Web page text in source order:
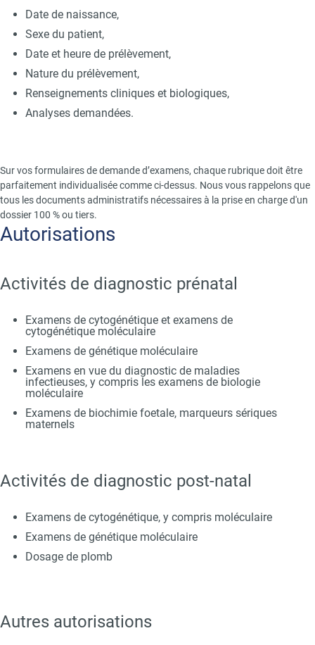
Date de naissance,
Sexe du patient,
Date et heure de prélèvement,
Nature du prélèvement,
Renseignements cliniques et biologiques,
Analyses demandées.
Sur vos formulaires de demande d’examens, chaque rubrique doit être
parfaitement individualisée comme ci-dessus. Nous vous rappelons que
tous les documents administratifs nécessaires à la prise en charge d'un
dossier 100 % ou tiers.
Title
Autorisations
Text
Activités de diagnostic prénatal
Examens de cytogénétique et examens de
cytogénétique moléculaire
Examens de génétique moléculaire
Examens en vue du diagnostic de maladies
infectieuses, y compris les examens de biologie
moléculaire
Examens de biochimie foetale, marqueurs sériques
maternels
Activités de diagnostic post-natal
Examens de cytogénétique, y compris moléculaire
Examens de génétique moléculaire
Dosage de plomb
Autres autorisations